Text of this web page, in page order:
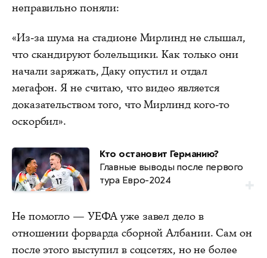
неправильно поняли:
«Из‑за шума на стадионе Мирлинд не слышал,
что скандируют болельщики. Как только они
начали заряжать, Даку опустил и отдал
мегафон. Я не считаю, что видео является
доказательством того, что Мирлинд кого‑то
оскорбил».
Кто остановит Германию?
Главные выводы после первого
тура Евро-2024
Не помогло — УЕФА уже завел дело в
отношении форварда сборной Албании. Сам он
после этого выступил в соцсетях, но не более